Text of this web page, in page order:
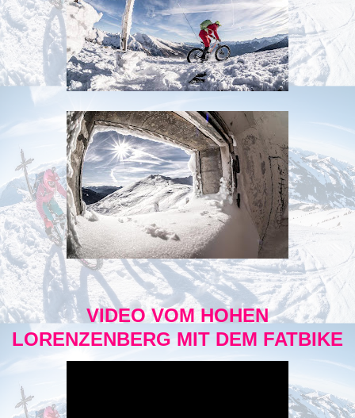
VIDEO VOM HOHEN
LORENZENBERG MIT DEM FATBIKE